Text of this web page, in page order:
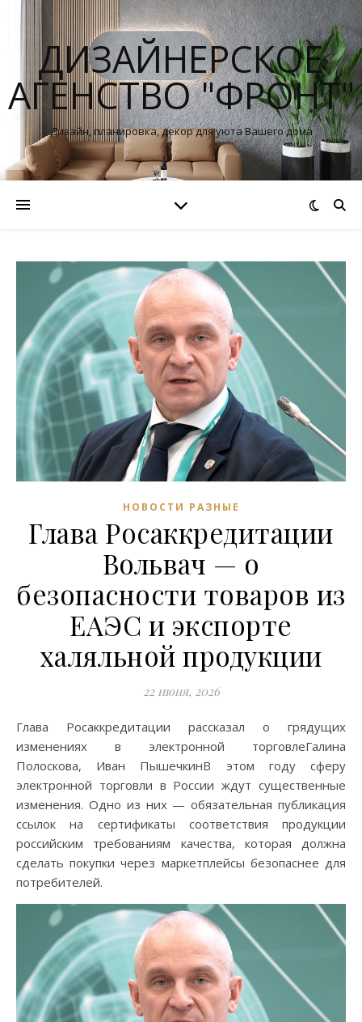
ДИЗАЙНЕРСКОЕ
АГЕНСТВО "ФРОНТ"
Дизайн, планировка, декор для уюта Вашего дома
НОВОСТИ РАЗНЫЕ
Глава Росаккредитации
Вольвач — о
безопасности товаров из
ЕАЭС и экспорте
халяльной продукции
22 июня, 2026
Глава Росаккредитации рассказал о грядущих
изменениях в электронной торговлеГалина
Полоскова, Иван ПышечкинВ этом году сферу
электронной торговли в России ждут существенные
изменения. Одно из них — обязательная публикация
ссылок на сертификаты соответствия продукции
российским требованиям качества, которая должна
сделать покупки через маркетплейсы безопаснее для
потребителей.